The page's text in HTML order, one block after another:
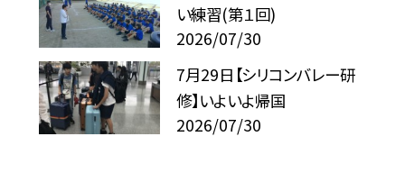
い練習(第１回)
2026/07/30
7月29日【シリコンバレー研
修】いよいよ帰国
2026/07/30